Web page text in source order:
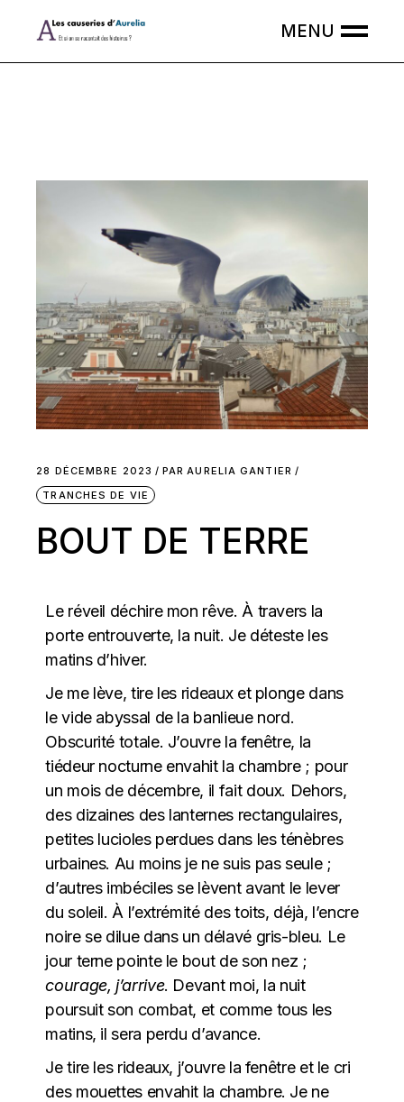
28 DÉCEMBRE 2023 PAR AURELIA GANTIER
TRANCHES DE VIE
BOUT DE TERRE
Le réveil déchire mon rêve. À travers la
porte entrouverte, la nuit. Je déteste les
matins d’hiver.
Je me lève, tire les rideaux et plonge dans
le vide abyssal de la banlieue nord.
Obscurité totale. J’ouvre la fenêtre, la
tiédeur nocturne envahit la chambre ; pour
un mois de décembre, il fait doux. Dehors,
des dizaines des lanternes rectangulaires,
petites lucioles perdues dans les ténèbres
urbaines. Au moins je ne suis pas seule ;
d’autres imbéciles se lèvent avant le lever
du soleil. À l’extrémité des toits, déjà, l’encre
noire se dilue dans un délavé gris-bleu. Le
jour terne pointe le bout de son nez ;
courage, j’arrive. Devant moi, la nuit
poursuit son combat, et comme tous les
matins, il sera perdu d’avance.
Je tire les rideaux, j’ouvre la fenêtre et le cri
des mouettes envahit la chambre. Je ne